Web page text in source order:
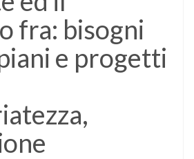
fra: bisogni
e progetti